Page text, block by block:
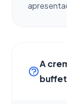
A
buffet